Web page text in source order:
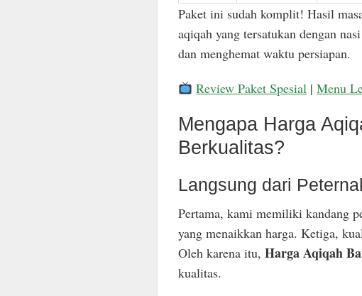
Paket ini sudah komplit! Hasil
aqiqah yang tersatukan dengan
dan menghemat waktu persiapan.
Review Paket Spesial |Menu
Mengapa Harga
Berkualitas?
Langsung dari
Pertama, kami memiliki kandang
yang menaikkan harga. Ketiga,
Oleh karena itu, Harga Aqiqah
kualitas.